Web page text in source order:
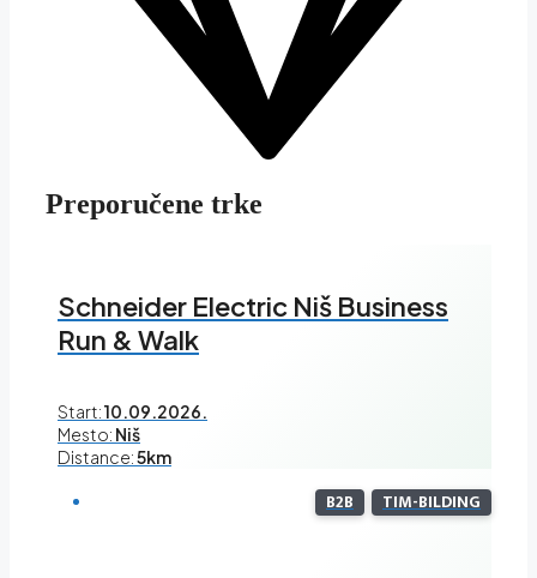
Preporučene trke
Schneider Electric Niš Business
Run & Walk
Start:10.09.2026.
Mesto: Niš
Distance:5km
B2B TIM-BILDING